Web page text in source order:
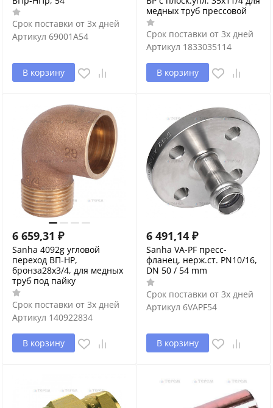
Срок поставки от 3х дней
Артикул 69001A54
В корзину
медных труб прессовой
Срок поставки от 3х дней
Артикул 1833035114
В корзину
6 659,31 ₽
Sanha 4092g угловой
переход ВП-НР,
бронза28x3/4, для медных
труб под пайку
Срок поставки от 3х дней
Артикул 140922834
В корзину
6 491,14 ₽
Sanha VA-PF пресс-
фланец, нерж.ст. PN10/16,
DN 50 / 54 mm
Срок поставки от 3х дней
Артикул 6VAPF54
В корзину